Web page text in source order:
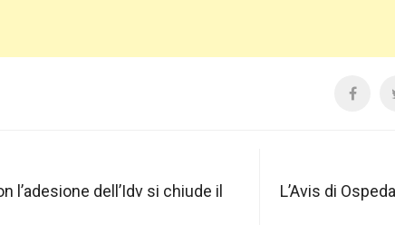
l’adesione dell’Idv si chiude il
L’Avis di